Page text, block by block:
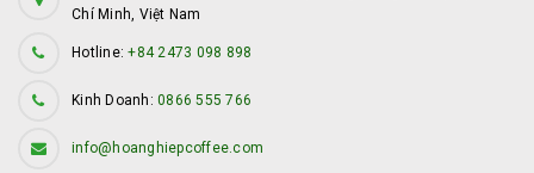
Chí Minh, Việt Nam
Hotline:+84 2473 098 898
Kinh Doanh: 0866 555 766
info@hoanghiepcoffee.com